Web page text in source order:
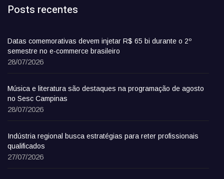
Posts recentes
Datas comemorativas devem injetar R$ 65 bi durante o 2º
semestre no e-commerce brasileiro
28/07/2026
Música e literatura são destaques na programação de agosto
no Sesc Campinas
28/07/2026
Indústria regional busca estratégias para reter profissionais
qualificados
27/07/2026